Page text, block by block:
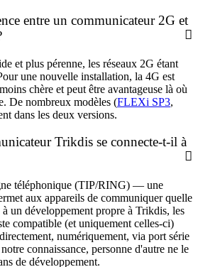
entre un communicateur 2G et
et plus pérenne, les réseaux 2G étant
une nouvelle installation, la 4G est
chère et peut être avantageuse là où
De nombreux modèles (FLEXi SP3,
dans les deux versions.
Trikdis se connecte-t-il à
téléphonique (TIP/RING) — une
aux appareils de communiquer quelle
un développement propre à Trikdis, les
compatible (et uniquement celles-ci)
numériquement, via port série
connaissance, personne d'autre ne le
de développement.